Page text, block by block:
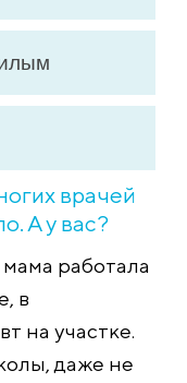
врачей
А у вас?
работала
в
на участке.
даже не